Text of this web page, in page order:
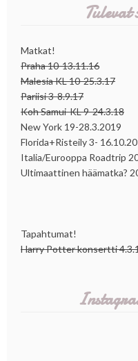
Matkat!
Praha 10-13.11.16
Malesia KL 10-25.3.17
Pariisi 3-8.9.17
Koh Samui-KL 9-24.3.18
New York 19-28.3.2019
Florida+Risteily 3-
Italia/Eurooppa Roadtrip
Ultimaattinen häämatka?
Tapahtumat!
Harry Potter konsertti